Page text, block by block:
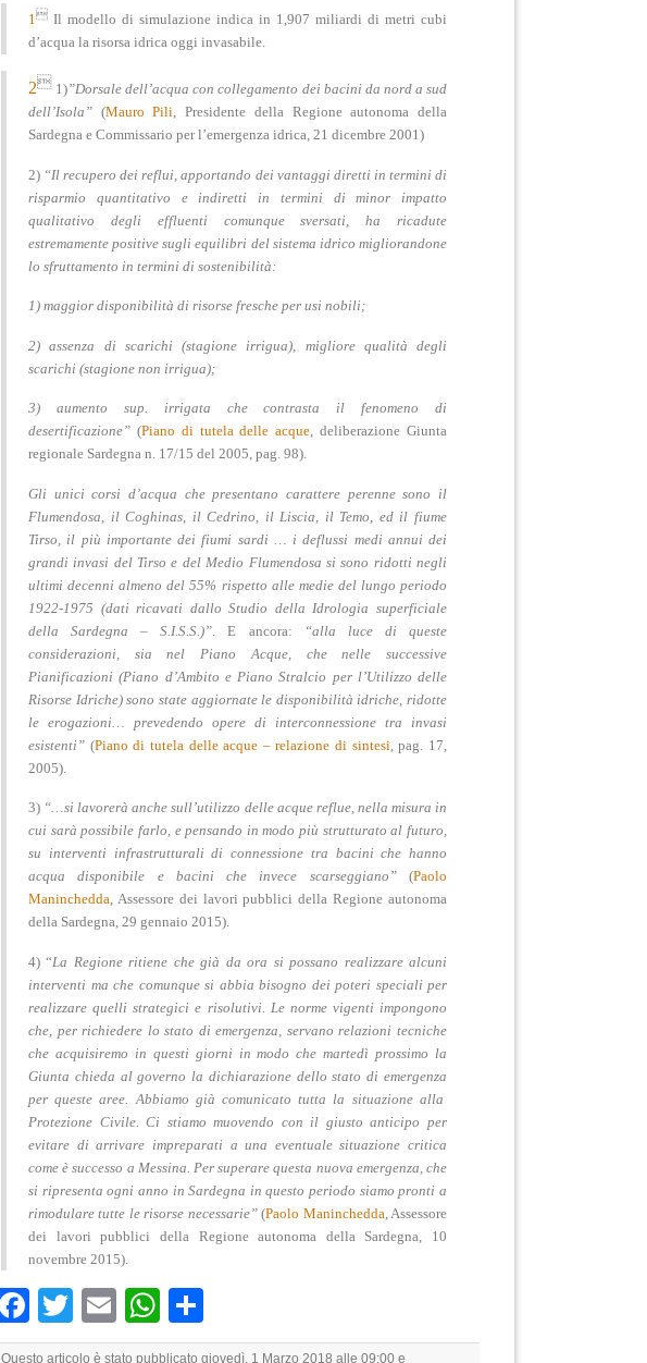
1 Il modello di simulazione indica in 1,907 miliardi di metri cubi
d’acqua la risorsa idrica oggi invasabile.
2 1)”Dorsale dell’acqua concollegamento dei bacini da nord a sud
dell’Isola” (Mauro Pili, Presidente della Regione autonoma della
Sardegna e Commissario per l’emergenza idrica, 21 dicembre 2001)
2) “Ilrecupero dei reflui , apportando dei vantaggi diretti in termini di
risparmio quantitativo e indiretti in termini di minor impatto
qualitativo degli effluenti comunque sversati, ha ricadute
estremamente positive sugli equilibri del sistema idrico migliorandone
lo sfruttamento in termini di sostenibilità:
1) maggior disponibilità di risorse fresche per usi nobili;
2) assenza di scarichi (stagione irrigua), migliore qualità degli
scarichi (stagione non irrigua);
3) aumento sup. irrigata che contrasta il fenomeno di
desertificazione” (Piano di tutela delle acque, deliberazione Giunta
regionale Sardegna n. 17/15 del 2005, pag. 98).
Gli unici corsi d’acqua che presentano carattere perenne sono il
Flumendosa, il Coghinas, il Cedrino, il Liscia, il Temo, ed il fiume
Tirso, il più importante dei fiumi sardi … ideflussi medi annui dei
grandi invasi del Tirso e del Medio Flumendosa si sono ridotti negli
ultimi decennialmeno del 55% rispetto alle medie del lungo periodo
1922-1975 (dati ricavati dallo Studio della Idrologia superficiale
della Sardegna – S.I.S.S.)” . E ancora:
“alla luce di queste
considerazioni, sia nel Piano Acque, che nelle successive
Pianificazioni (Piano d’Ambito e Piano Stralcio per l’Utilizzo delle
Risorse Idriche) sono state aggiornate le disponibilità idriche, ridotte
le erogazioni… prevedendo opere di interconnessione tra invasi
esistenti ” (Piano di tutela delle acque – relazione di sintesi , pag. 17,
2005).
3) “…si lavorerà anche sull’utilizzo delle acque reflue, nella misura in
cui sarà possibile farlo, e pensando in modo più strutturato al futuro,
su interventi infrastrutturali di connessione tra baciniche hanno
acqua disponibile e bacini che invece scarseggiano”(Paolo
Maninchedda, Assessore dei lavori pubblici della Regione autonoma
della Sardegna, 29 gennaio 2015).
4) “La Regione ritiene chegià da ora si possano realizzarealcuni
interventi ma che comunque si abbia bisogno dei poteri speciali per
realizzare quelli strategici e risolutivi. Le norme vigenti impongono
che, per richiedere lo stato di emergenza, servano relazioni tecniche
che acquisiremo in questi giorni in modo che martedì prossimo la
Giunta chieda al governo la dichiarazione dello stato di emergenza
per queste aree. Abbiamo già comunicato tutta la situazione alla
Protezione Civile. Ci stiamo muovendo con il giusto anticipo per
evitare di arrivare impreparati a una eventuale situazione critica
come è successo a Messina. Per superare questa nuova emergenza , che
si ripresentaogni anno in Sardegna in questo periodo siamo pronti a
rimodulare tutte le risorse necessarie”(Paolo Maninchedda , Assessore
dei lavori pubblici della Regione autonoma della Sardegna, 10
novembre 2015).
Facebook
Twitter
EmailWhatsApp
Questo articolo è stato pubblicato giovedì, 1 Marzo 2018 alle 09:00 e